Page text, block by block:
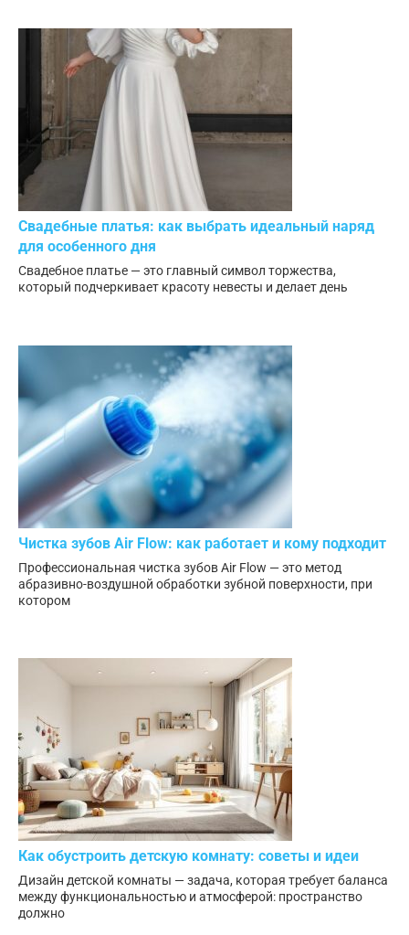
Свадебные платья: как выбрать идеальный наряд
для особенного дня
Свадебное платье — это главный символ торжества,
который подчеркивает красоту невесты и делает день
Чистка зубов Air Flow: как работает и кому подходит
Профессиональная чистка зубов Air Flow — это метод
абразивно-воздушной обработки зубной поверхности, при
котором
Как обустроить детскую комнату: советы и идеи
Дизайн детской комнаты — задача, которая требует баланса
между функциональностью и атмосферой: пространство
должно